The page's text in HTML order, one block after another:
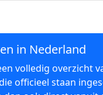
in Nederland
volledig overzicht
officieel staan